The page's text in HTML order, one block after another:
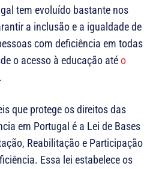
tem evoluído bastante nos
a inclusão e a igualdade de
com deficiência em todas
o acesso à educação atéo
.
que protege os direitos das
em Portugal é a Lei de Bases
Reabilitação e Participação
Essa lei estabelece os